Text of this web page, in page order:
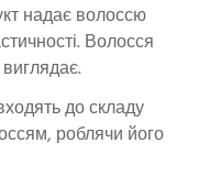
надає волоссю
Волосся
до складу
роблячи його